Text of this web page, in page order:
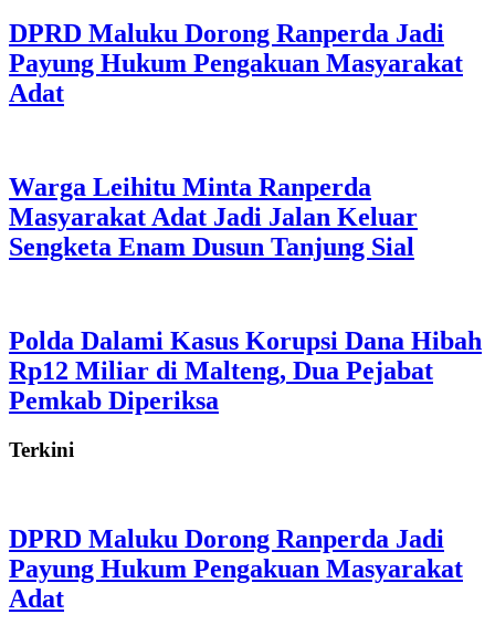
DPRD Maluku Dorong Ranperda Jadi
Payung Hukum Pengakuan Masyarakat
Adat
Warga Leihitu Minta Ranperda
Masyarakat Adat Jadi Jalan Keluar
Sengketa Enam Dusun Tanjung Sial
Polda Dalami Kasus Korupsi Dana Hibah
Rp12 Miliar di Malteng, Dua Pejabat
Pemkab Diperiksa
Terkini
DPRD Maluku Dorong Ranperda Jadi
Payung Hukum Pengakuan Masyarakat
Adat